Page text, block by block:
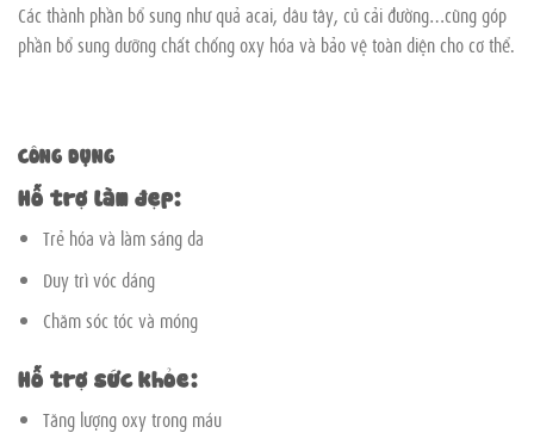
Các thành phần bổ sung như quả acai, dâu tây, củ cải đường…cũng góp
phần bổ sung dưỡng chất chống oxy hóa và bảo vệ toàn diện cho cơ thể.
CÔNG DỤNG
Hỗ trợ làm đẹp:
Trẻ hóa và làm sáng da
Duy trì vóc dáng
Chăm sóc tóc và móng
Hỗ trợ sức khỏe:
Tăng lượng oxy trong máu